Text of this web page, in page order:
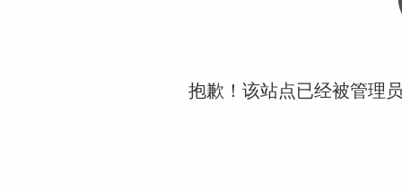
抱歉！该站点已经被管理